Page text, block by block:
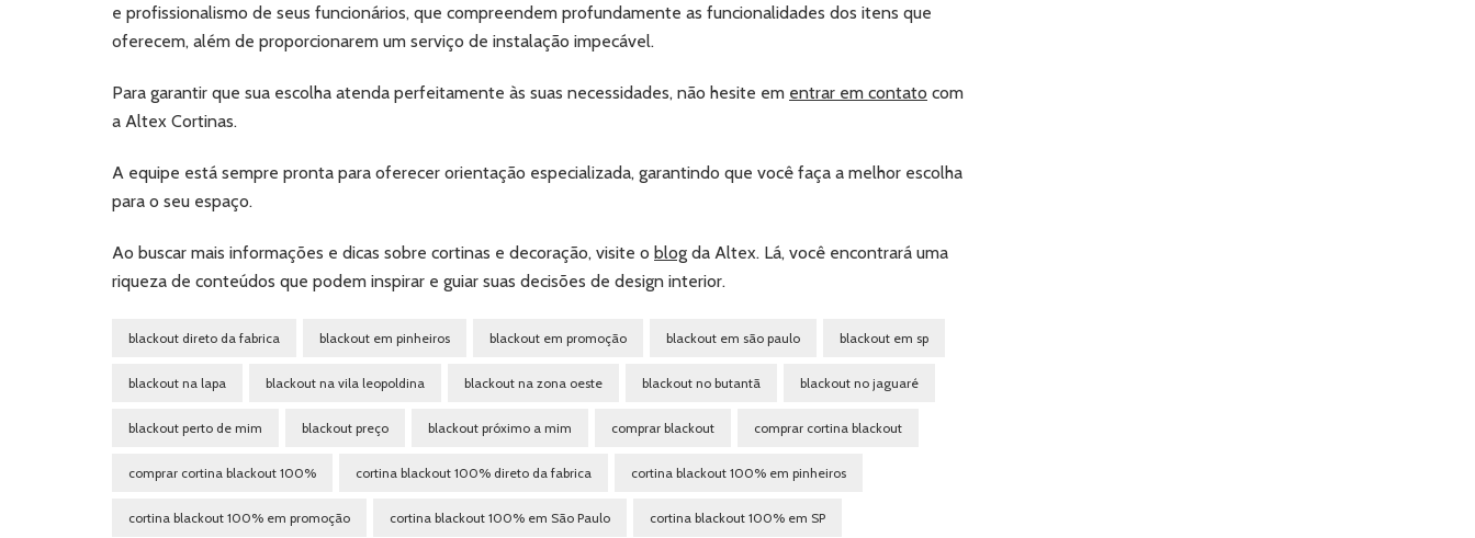
e profissionalismo de seus funcionários, que compreendem profundamente as funcionalidades dos itens que
oferecem, além de proporcionarem um serviço de instalação impecável.
Para garantir que sua escolha atenda perfeitamente às suas necessidades, não hesite em entrar em contato com
a Altex Cortinas.
A equipe está sempre pronta para oferecer orientação especializada, garantindo que você faça a melhor escolha
para o seu espaço.
Ao buscar mais informações e dicas sobre cortinas e decoração, visite o blog da Altex. Lá, você encontrará uma
riqueza de conteúdos que podem inspirar e guiar suas decisões de design interior.
blackout direto da fabrica blackout em pinheiros blackout em promoção blackout em são paulo blackout em sp
blackout na lapa blackout na vila leopoldina blackout na zona oeste blackout no butantã blackout no jaguaré
blackout perto de mim blackout preço blackout próximo a mim comprar blackout comprar cortina blackout
comprar cortina blackout 100% cortina blackout 100% direto da fabrica cortina blackout 100% em pinheiros
cortina blackout 100% em promoção cortina blackout 100% em São Paulo cortina blackout 100% em SP